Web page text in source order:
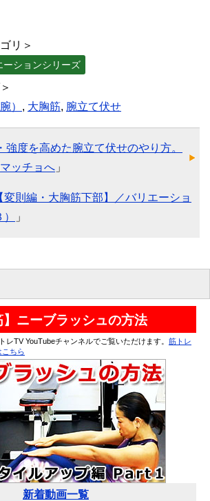
リ＞
ーションシリーズ
） , 大胸筋, 腕立て伏せ
強度を高めた腕立て伏せのやり方。
ッチョへ 」
変則編・大胸筋下部】／バリエーショ
」
】ニーブラッシュの方法
レTV YouTubeチャンネルでご覧いただけます。 筋トレ
こちら
新着動画一覧